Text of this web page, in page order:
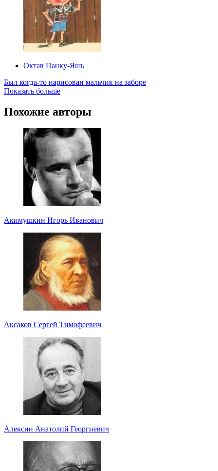
Октав Панку‑Яшь
Был когда-то нарисован мальчик на заборе
Показать больше
Похожие авторы
Акимушкин Игорь Иванович
Аксаков Сергей Тимофеевич
Алексин Анатолий Георгиевич